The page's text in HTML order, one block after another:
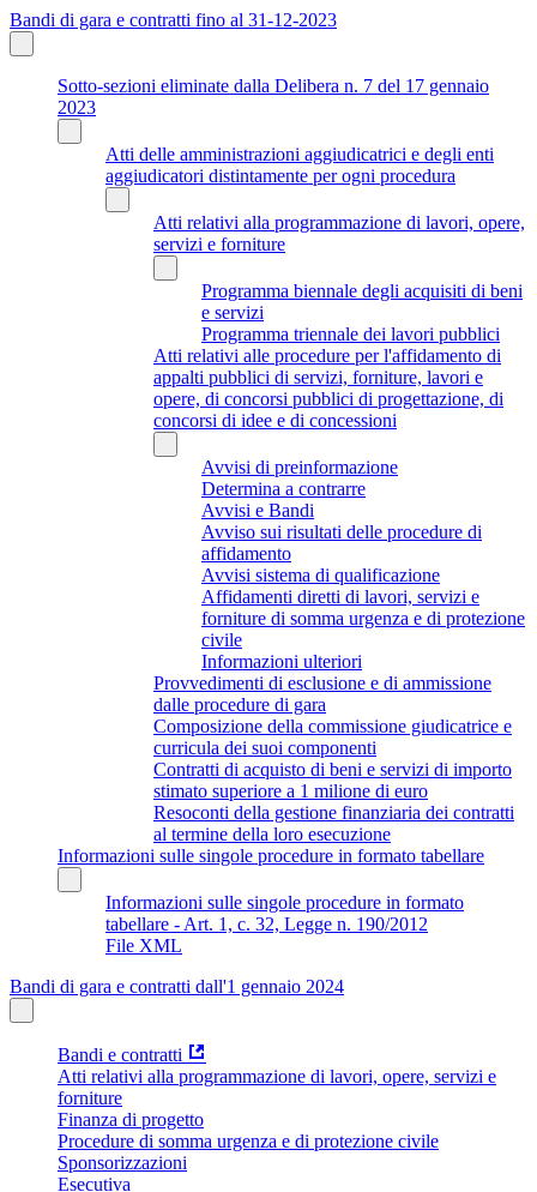
Bandi di gara e contratti fino al 31-12-2023
Sotto-sezioni eliminate dalla Delibera n. 7 del 17 gennaio
2023
Atti delle amministrazioni aggiudicatrici e degli enti
aggiudicatori distintamente per ogni procedura
Atti relativi alla programmazione di lavori, opere,
servizi e forniture
Programma biennale degli acquisiti di beni
e servizi
Programma triennale dei lavori pubblici
Atti relativi alle procedure per l'affidamento di
appalti pubblici di servizi, forniture, lavori e
opere, di concorsi pubblici di progettazione, di
concorsi di idee e di concessioni
Avvisi di preinformazione
Determina a contrarre
Avvisi e Bandi
Avviso sui risultati delle procedure di
affidamento
Avvisi sistema di qualificazione
Affidamenti diretti di lavori, servizi e
forniture di somma urgenza e di protezione
civile
Informazioni ulteriori
Provvedimenti di esclusione e di ammissione
dalle procedure di gara
Composizione della commissione giudicatrice e
curricula dei suoi componenti
Contratti di acquisto di beni e servizi di importo
stimato superiore a 1 milione di euro
Resoconti della gestione finanziaria dei contratti
al termine della loro esecuzione
Informazioni sulle singole procedure in formato tabellare
Informazioni sulle singole procedure in formato
tabellare - Art. 1, c. 32, Legge n. 190/2012
File XML
Bandi di gara e contratti dall'1 gennaio 2024
Bandi e contratti
Atti relativi alla programmazione di lavori, opere, servizi e
forniture
Finanza di progetto
Procedure di somma urgenza e di protezione civile
Sponsorizzazioni
Esecutiva